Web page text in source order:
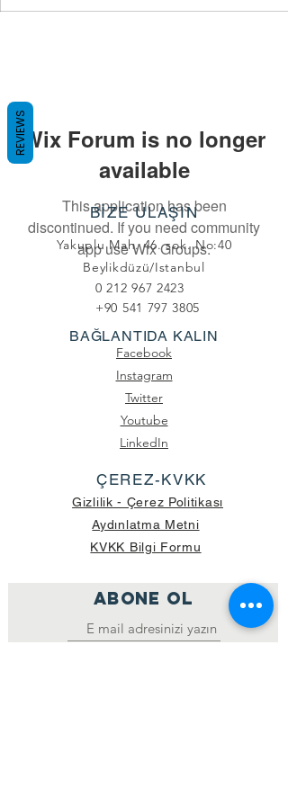
Wix Forum is no longer
available
This application has been
discontinued. If you need community
app use Wix Groups.
BİZE ULAŞIN
Yakuplu Mah. 46. sok. No:40
Beylikdüzü/Istanbul
0 212 967 2423
+90 541 797 3805
BAĞLANTIDA KALIN
Facebook
Instagram
Twitter
Youtube
LinkedIn
ÇEREZ-KVKK
Gizlilik - Çerez Politikası
Aydınlatma Metni
KVKK Bilgi Formu
ABONE OL
REVIEWS